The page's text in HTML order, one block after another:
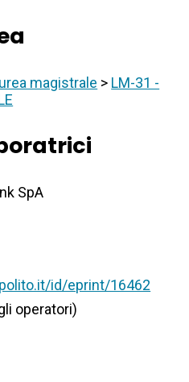
magistrale > LM-31 -
SpA
id/eprint/16462
operatori)